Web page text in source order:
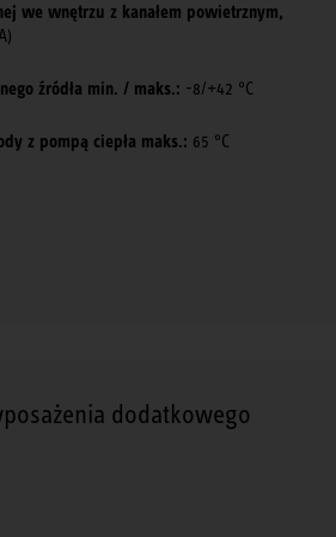
we wnętrzu z kanałem powietrznym,
źródła min. / maks.: -8/+42 °C
z pompą ciepła maks.: 65 °C
dodatkowego